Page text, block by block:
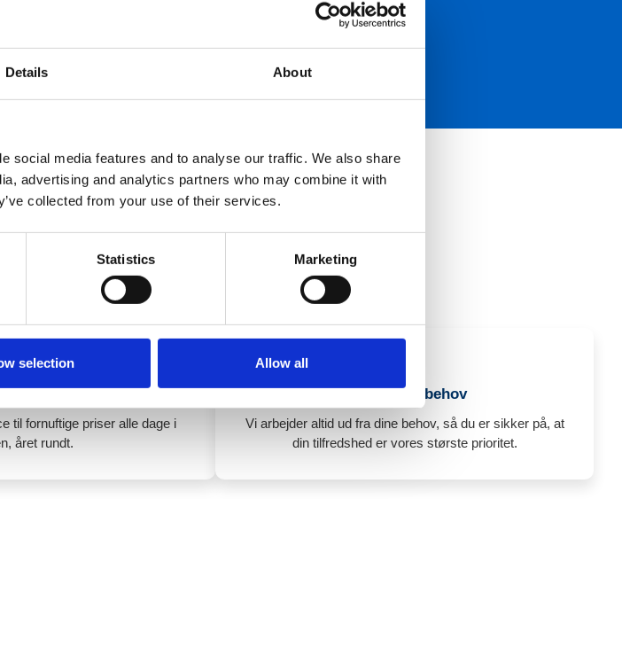
Details About
social media features and to analyse our traffic. We also share
advertising and analytics partners who may combine it with
collected from your use of their services.
Statistics Marketing
selection Allow all
til at kontakte os
i Charlottenlund, og ikke ved hvem du skal vælge?
hele ugen
til fornuftige priser alle dage i
året rundt.
Ud fra dine behov
Vi arbejder altid ud fra dine behov, så du er sikker på, at
din tilfredshed er vores største prioritet.